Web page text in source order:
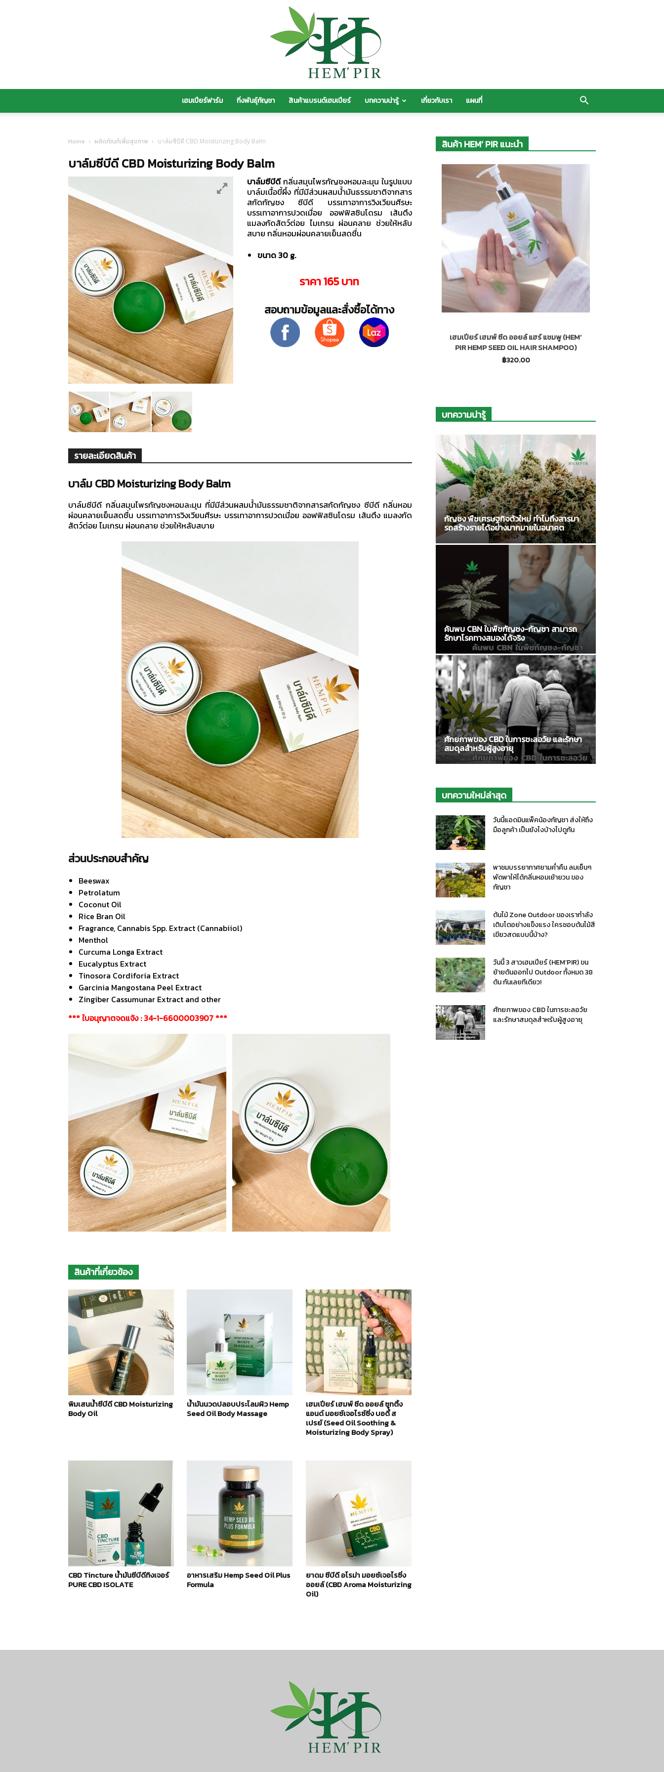
PIR
ปลูก
และ
พาณิชย์
เฮมเปียร์ฟาร์ม กิ่งพันธุ์กัญชา สินค้าแบรนด์เฮมเปียร์ บทความน่ารู้ เกี่ยวกับเรา แผนที่
Home ผลิตภัณฑ์เพื่อสุขภาพ บาล์มซีบีดี CBD Moisturizing Body Balm
บาล์มซีบีดี CBD Moisturizing Body Balm
บาล์มซีบีดีกลิ่นสมุนไพรกัญชงหอมละมุน ในรูปแบบ
บาล์มเนื้อขี้ผึ้ง ที่มีมีส่วนผสมน้ำมันธรรมชาติจากสาร
สกัดกัญชง ซีบีดี บรรเทาอาการวิงเวียนศีรษะ
บรรเทาอาการปวดเมื่อย ออฟฟิสซินโดรม เส้นตึง
แมลงกัดสัตว์ต่อย ไมเกรน ผ่อนคลาย ช่วยให้หลับ
สบาย กลิ่นหอมผ่อนคลายเย็นสดชื่น
ขนาด 30 g.
ราคา 165 บาท
สอบถามข้อมูลและสั่งซื้อได้ทาง
รายละเอียดสินค้า
บาล์ม CBD Moisturizing Body Balm
บาล์มซีบีดี กลิ่นสมุนไพรกัญชงหอมละมุน ที่มีมีส่วนผสมน้ำมันธรรมชาติจากสารสกัดกัญชง ซีบีดี กลิ่นหอม
ผ่อนคลายเย็นสดชื่น บรรเทาอาการวิงเวียนศีรษะ บรรเทาอาการปวดเมื่อย ออฟฟิสซินโดรม เส้นตึง แมลงกัด
สัตว์ต่อย ไมเกรน ผ่อนคลาย ช่วยให้หลับสบาย
ส่วนประกอบสำคัญ
Beeswax
Petrolatum
Coconut Oil
Rice Bran Oil
Fragrance, Cannabis Spp. Extract (Cannabiiol)
Menthol
Curcuma Longa Extract
Eucalyptus Extract
Tinosora Cordiforia Extract
Garcinia Mangostana Peel Extract
Zingiber Cassumunar Extract and other
*** ใบอนุญาตจดแจ้ง : 34-1-6600003907 ***
สินค้าที่เกี่ยวข้อง
พิมเสนน้ำซีบีดี CBD Moisturizing
Body Oil
น้ำมันนวดปลอบประโลมผิว Hemp
Seed Oil Body Massage
เฮมเปียร์ เฮมพ์ ซีด ออยล์ ซูทติ้ง
แอนด์ มอยซ์เจอไรซ์ซิ่ง บอดี้ ส
เปรย์ (Seed Oil Soothing &
Moisturizing Body Spray)
CBD Tincture น้ำมันซีบีดีทิงเจอร์
PURE CBD ISOLATE
อาหารเสริม Hemp Seed Oil Plus
Formula
ยาดม ซีบีดี อโรม่า มอยซ์เจอไรซิ่ง
ออยล์ (CBD Aroma Moisturizing
Oil)
สินค้า HEM’ PIR แนะนำ
HEM’ PIR Anti-Aging Serum Plus Hemp
Seed Oil สูตรชะลอวัย
฿360.00
เฮมเปียร์ เฮมพ์ ซีด ออยล์ แฮร์ คอนดิชันเนอร์
(HEMP SEED OIL HAIR CONDITIONER)
เฮมเปียร์ เฮมพ์ ซีด ออยล์ แฮร์ แชมพู (HEM’
PIR HEMP SEED OIL HAIR SHAMPOO)
฿320.00
บทความน่ารู้
กัญชง พืชเศรษฐกิจตัวใหม่ ทำไมถึงสารมา
รถสร้างรายได้อย่างมากมายในอนาคต
ค้นพบ CBN ในพืชกัญชง-กัญชา สามารถ
รักษาโรคทางสมองได้จริง
ศักยภาพของ CBD ในการชะลอวัย และรักษา
สมดุลสำหรับผู้สูงอายุ
บทความใหม่ล่าสุด
วันนี้แอดมินแพ็คน้องกัญชา ส่งให้ถึง
มือลูกค้า เป็นยังไงบ้างไปดูกัน
พาชมบรรยากาศยามค่ำคืน ลมเย็นๆ
พัดพาให้ได้กลิ่นหอมเย้ายวน ของ
กัญชา
ต้นไม้ Zone Outdoor ของเรากำลัง
เติบโตอย่างแข็งแรง ใครชอบต้นไม้สี
เขียวสดแบบนี้บ้าง?
วันนี้ 3 สาวเฮมเปียร์ (HEM’PIR) ขน
ย้ายต้นออกไป Outdoor ทั้งหมด 38
ต้น กันเลยทีเดียว!
ศักยภาพของ CBD ในการชะลอวัย
และรักษาสมดุลสำหรับผู้สูงอายุ